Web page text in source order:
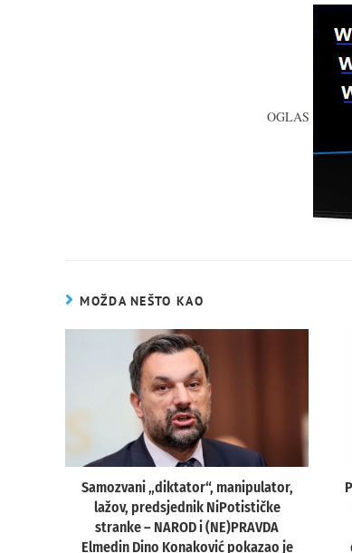
OGLAS
MOŽDA NEŠTO KAO
Samozvani „diktator“, manipulator,
lažov, predsjednik NiPotističke
stranke – NAROD i (NE)PRAVDA
Elmedin Dino Konaković pokazao je